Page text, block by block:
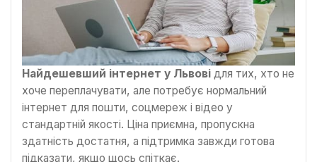
Найдешевший інтернет у Львові для тих, хто не
хоче переплачувати, але потребує нормальний
інтернет для пошти, соцмереж і відео у
стандартній якості. Ціна приємна, пропускна
здатність достатня, а підтримка завжди готова
підказати, якщо щось спіткає.